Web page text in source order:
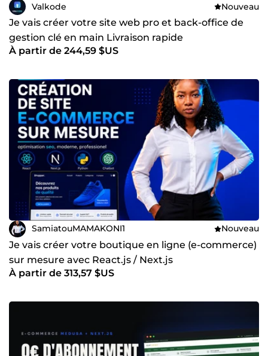
Valkode Nouveau
Je vais créer votre site web pro et back-office de
gestion clé en main Livraison rapide
À partir de 244,59 $US
SamiatouMAMAKONI1 Nouveau
Je vais créer votre boutique en ligne (e-commerce)
sur mesure avec React.js / Next.js
À partir de 313,57 $US